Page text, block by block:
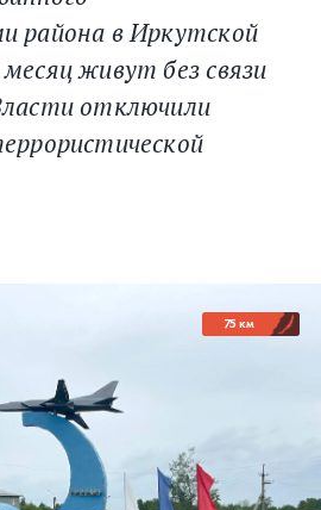
района в Иркутской
живут без связи
отключили
75 км